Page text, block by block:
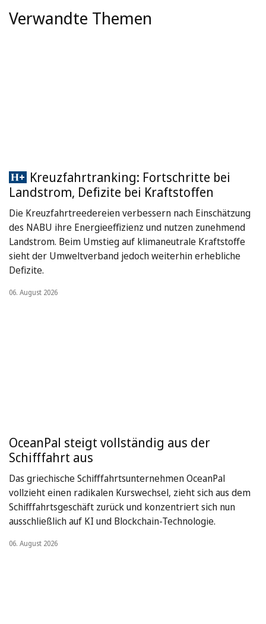
Verwandte Themen
Kreuzfahrtranking: Fortschritte bei
Landstrom, Defizite bei Kraftstoffen
Die Kreuzfahrtreedereien verbessern nach Einschätzung
des NABU ihre Energieeffizienz und nutzen zunehmend
Landstrom. Beim Umstieg auf klimaneutrale Kraftstoffe
sieht der Umweltverband jedoch weiterhin erhebliche
Defizite.
06. August 2026
OceanPal steigt vollständig aus der
Schifffahrt aus
Das griechische Schifffahrtsunternehmen OceanPal
vollzieht einen radikalen Kurswechsel, zieht sich aus dem
Schifffahrtsgeschäft zurück und konzentriert sich nun
ausschließlich auf KI und Blockchain-Technologie.
06. August 2026